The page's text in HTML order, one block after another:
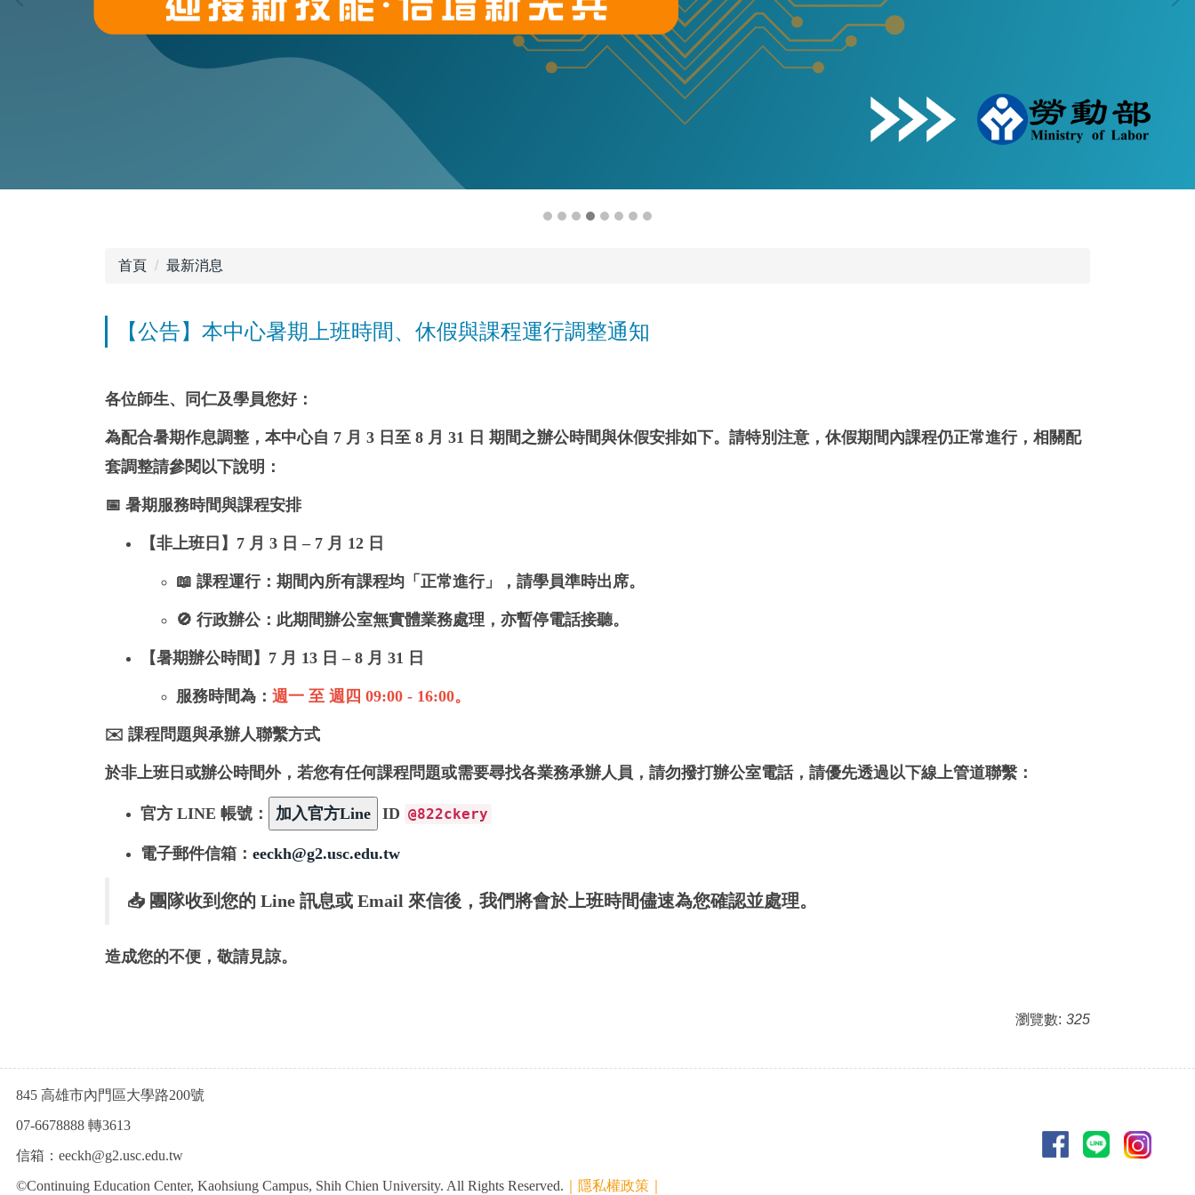
首頁 最新消息
【公告】本中心暑期上班時間、休假與課程運行調整通知
各位師生、同仁及學員您好：
為配合暑期作息調整，本中心自 7 月 3 日至 8 月 31 日 期間之辦公時間與休假安排如下。 請特別注意，休假期間內課程仍正常進行，相關配
套調整請參閱以下說明：
📅 暑期服務時間與課程安排
【非上班日】7 月 3 日 – 7 月 12 日
📖 課程運行： 期間內所有課程均「正常進行」 ，請學員準時出席。
🚫 行政辦公：此期間辦公室無實體業務處理，亦暫停電話接聽。
【暑期辦公時間】7 月 13 日 – 8 月 31 日
服務時間為： 週一 至 週四 09:00 - 16:00。
✉️ 課程問題與承辦人聯繫方式
於非上班日或辦公時間外，若您有任何課程問題或需要尋找各業務承辦人員 ，請勿撥打辦公室電話，請優先透過以下線上管道聯繫：
官方 LINE 帳號： ID @822ckery
電子郵件信箱 ： eeckh@g2.usc.edu.tw
📥 團隊收到您的 Line 訊息或 Email 來信後，我們將會於上班時間儘速為您確認並處理。
造成您的不便，敬請見諒。
瀏覽數: 325
845 高雄市內門區大學路200號
07-6678888 轉3613
信箱：eeckh@g2.usc.edu.tw
©Continuing Education Center, Kaohsiung Campus, Shih Chien University. All Rights Reserved. ｜隱私權政策｜